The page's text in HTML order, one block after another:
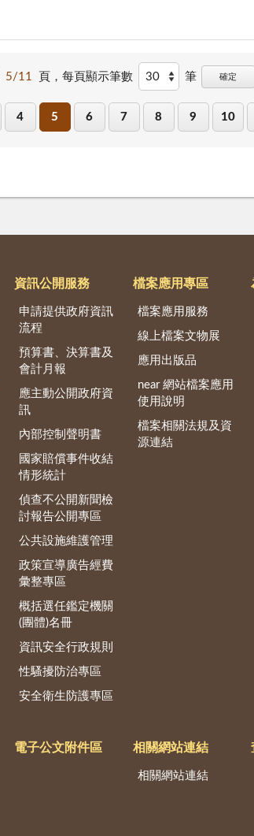
5/11 頁， 每頁顯示筆數 筆 確定
4 5 6 7 8 9 10
資訊公開服務
申請提供政府資訊
流程
預算書、決算書及
會計月報
應主動公開政府資
訊
內部控制聲明書
國家賠償事件收結
情形統計
偵查不公開新聞檢
討報告公開專區
公共設施維護管理
政策宣導廣告經費
彙整專區
概括選任鑑定機關
(團體)名冊
資訊安全行政規則
性騷擾防治專區
安全衛生防護專區
檔案應用專區
檔案應用服務
線上檔案文物展
應用出版品
near 網站檔案應用
使用說明
檔案相關法規及資
源連結
電子公文附件區 相關網站連結
相關網站連結